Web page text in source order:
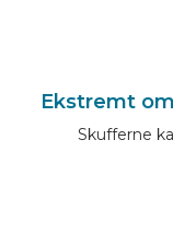
Ekstremt
Skufferne